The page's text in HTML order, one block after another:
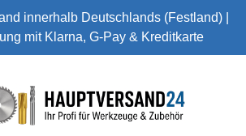
innerhalb Deutschlands (Festland) |
mit Klarna, G-Pay & Kreditkarte